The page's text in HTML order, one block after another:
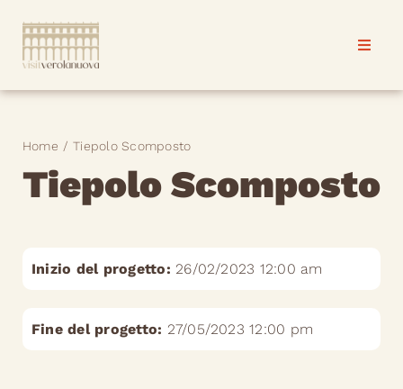
contenuto
Toggle
Verolanuova
Progetti & eventi
Contatti
Toggle
Verolanuova
Progetti & eventi
Contatti
Home Tiepolo Scomposto
Tiepolo Scomposto
Inizio del progetto: 26/02/2023 12:00 am
Fine del progetto: 27/05/2023 12:00 pm